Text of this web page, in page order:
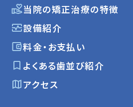
当院の矯正治療の特徴
設備紹介
料金・お支払い
よくある歯並び紹介
アクセス